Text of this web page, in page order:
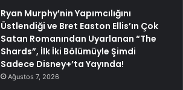
Ryan Murphy’nin Yapımcılığını
Üstlendiği ve Bret Easton Ellis’ın Çok
Satan Romanından Uyarlanan “The
Shards”, İlk İki Bölümüyle Şimdi
Sadece Disney+’ta Yayında!
Ağustos 7, 2026